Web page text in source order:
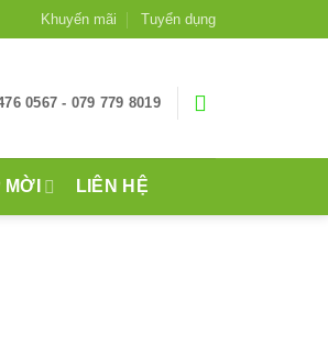
Khuyến mãi Tuyển dụng
0567 - 079 779 8019
LIÊN HỆ